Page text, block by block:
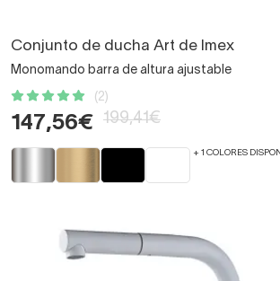
Conjunto de ducha Art de Imex
Monomando barra de altura ajustable
(2)
147,56€ 199,41€
+ 1 COLORES